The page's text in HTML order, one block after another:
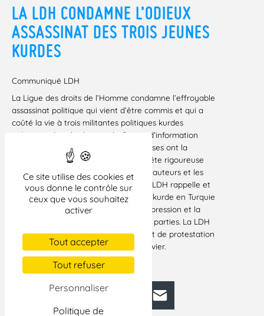
Ce site utilise des cookies et
vous donne le contrôle sur
ceux que vous souhaitez
activer
Tout accepter
Tout refuser
Personnaliser
Politique de
LA LDH CONDAMNE L’ODIEUX
ASSASSINAT DES TROIS JEUNES
KURDES
Communiqué LDH
La Ligue des droits de l’Homme condamne l’effroyable
assassinat politique qui vient d’être commis et qui a
coûté la vie à trois militantes politiques kurdes
présentes dans les locaux du Centre d’information
kurde. Les autorités judiciaires françaises ont la
responsabilité de diligenter une enquête rigoureuse
qui, seule, permettra de connaître les auteurs et les
commanditaires de cet assassinat. La LDH rappelle et
affirme que la solution de la question kurde en Turquie
passe par le respect de la liberté d’expression et la
tenue des négociations par toutes les parties. La LDH
appelle à participer au rassemblement de protestation
et de soutien à Paris, le samedi 12 janvier.
Paris, le 11 janvier 2013
Facebook
BlueskyMastodonLinkedIn